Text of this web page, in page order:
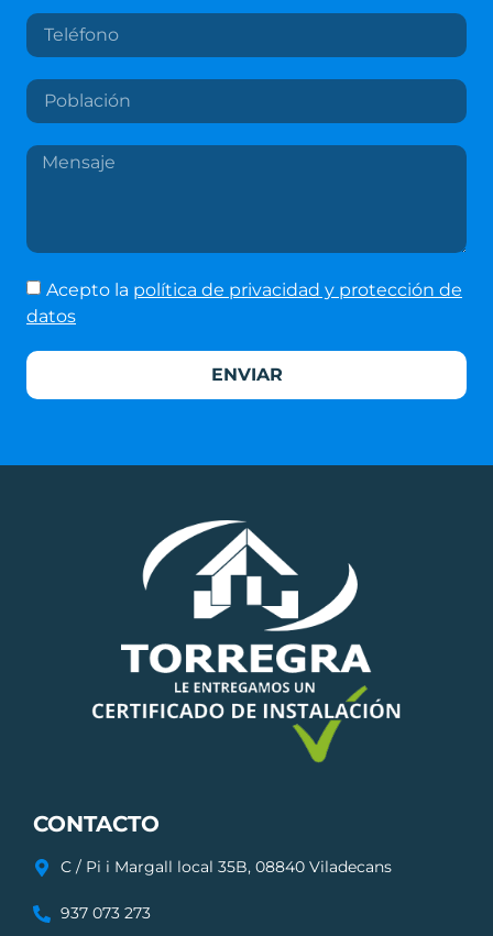
Acepto la política de privacidad y protección de
datos
ENVIAR
CONTACTO
C / Pi i Margall local 35B, 08840 Viladecans
937 073 273